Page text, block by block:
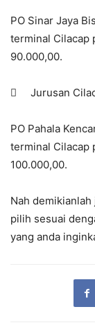
PO Sinar Jaya
terminal Cilacap
90.000,00.
 Jurusan
PO Pahala
terminal Cilacap
100.000,00.
Nah demikianlah
pilih sesuai
yang anda